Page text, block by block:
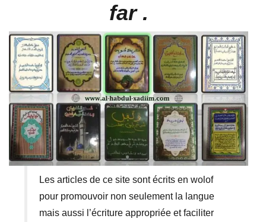
far .
Les articles de ce site sont écrits en wolof
pour promouvoir non seulement la langue
mais aussi l’écriture appropriée et faciliter